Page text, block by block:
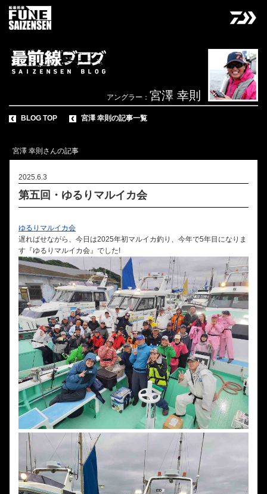
アングラー： 宮澤 幸則
BLOG TOP 宮澤 幸則の記事一覧
宮澤 幸則さんの記事
2025.6.3
第五回・ゆるりマルイカ会
ゆるりマルイカ会
遅ればせながら、今日は2025年初マルイカ釣り、今年で5年目になりま
す『ゆるりマルイカ会』でした!